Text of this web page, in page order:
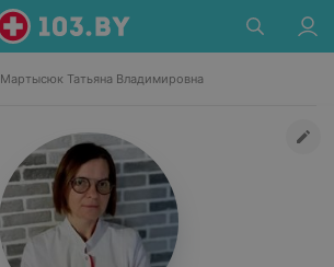
Мартысюк Татьяна Владимировна